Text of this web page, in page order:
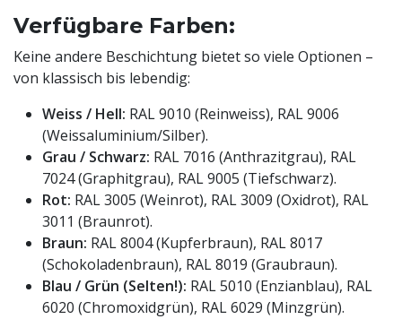
Verfügbare Farben:
Keine andere Beschichtung bietet so viele Optionen –
von klassisch bis lebendig:
Weiss / Hell: RAL 9010 (Reinweiss), RAL 9006
(Weissaluminium/Silber).
Grau / Schwarz: RAL 7016 (Anthrazitgrau), RAL
7024 (Graphitgrau), RAL 9005 (Tiefschwarz).
Rot: RAL 3005 (Weinrot), RAL 3009 (Oxidrot), RAL
3011 (Braunrot).
Braun: RAL 8004 (Kupferbraun), RAL 8017
(Schokoladenbraun), RAL 8019 (Graubraun).
Blau / Grün (Selten!): RAL 5010 (Enzianblau), RAL
6020 (Chromoxidgrün), RAL 6029 (Minzgrün).